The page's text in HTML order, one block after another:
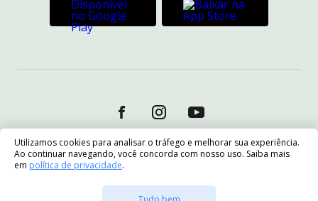
Utilizamos cookies para analisar o tráfego e melhorar sua experiência.
Ao continuar navegando, você concorda com nosso uso. Saiba mais
em política de privacidade.